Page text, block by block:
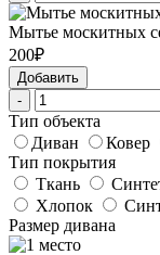
Мытье москитных
200₽
Добавить
-
Тип объекта
Диван
Ковер
Тип покрытия
Ткань
Хлопок
Размер дивана